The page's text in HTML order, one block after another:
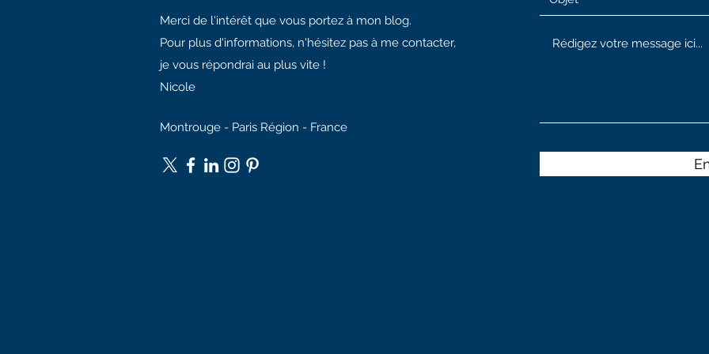
Merci de l'intérêt que vous portez à mon blog.
Pour plus d'informations, n'hésitez pas à me contacter,
je vous répondrai au plus vite !
Nicole
Montrouge - Paris Région - France